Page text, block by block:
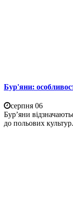
Бур'яни:
серпня 06
Бур’яни
до польових